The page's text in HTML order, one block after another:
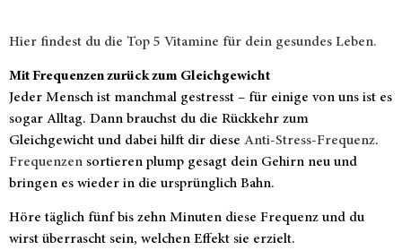
Hier findest du die Top 5 Vitamine für dein gesundes Leben.
Mit Frequenzen zurück zum Gleichgewicht
Jeder Mensch ist manchmal gestresst – für einige von uns ist es
sogar Alltag. Dann brauchst du die Rückkehr zum
Gleichgewicht und dabei hilft dir diese Anti-Stress-Frequenz.
Frequenzen sortieren plump gesagt dein Gehirn neu und
bringen es wieder in die ursprünglich Bahn.
Höre täglich fünf bis zehn Minuten diese Frequenz und du
wirst überrascht sein, welchen Effekt sie erzielt.